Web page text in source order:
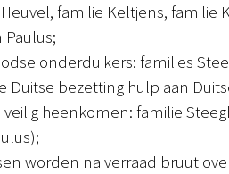
familie Keltjens, familie
onderduikers: families
Duitse bezetting hulp aan
heenkomen: familie
worden na verraad bruut